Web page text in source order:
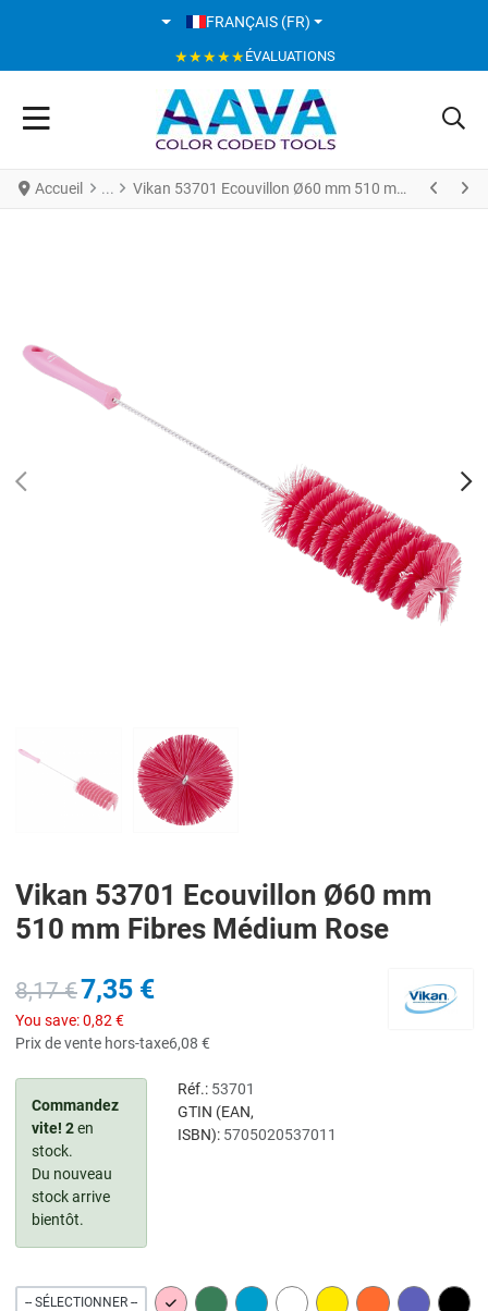
SÉLECTIONNEZ VOTRE LANGUE
FRANÇAIS (FR)
★★★★★ÉVALUATIONS
Accueil Vikan 53701 Ecouvillon Ø60 mm 510 mm Fibres Médium Rose
Vikan 53701 Ecouvillon Ø60 mm
510 mm Fibres Médium Rose
8,17 €7,35 €
You save:0,82 €
Prix de vente hors-taxe6,08 €
Commandez
vite! 2en
stock.
Du nouveau
stock arrive
bientôt.
Réf.: 53701
GTIN (EAN,
ISBN): 5705020537011
-- SÉLECTIONNER -- PINK GREEN BLUE WHITE YELLOW ORANGE PURPLE